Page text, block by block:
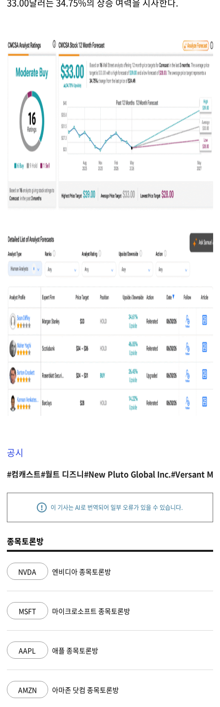
공시
#컴캐스트#월트 디즈니#New Pluto Global Inc.#Versant
이 기사는 AI로 번역되어 일부 오류가 있을 수 있습니다.
종목토론방
NVDA 엔비디아 종목토론방
MSFT 마이크로소프트 종목토론방
AAPL 애플 종목토론방
AMZN 아마존 닷컴 종목토론방